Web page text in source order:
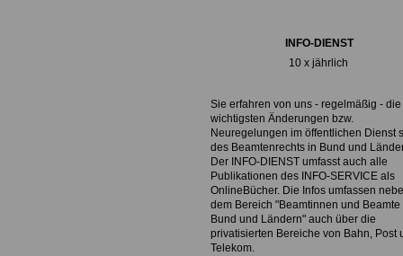
INFO-DIENST
10 x jährlich
Sie erfahren von uns - regelmäßig - die
wichtigsten Änderungen bzw.
Neuregelungen im öffentlichen Dienst
des Beamtenrechts in Bund und
Der INFO-DIENST umfasst auch alle
Publikationen des INFO-SERVICE als
OnlineBücher. Die Infos umfassen
dem Bereich "Beamtinnen und Beamte
Bund und Ländern" auch über die
privatisierten Bereiche von Bahn, Post
Telekom.